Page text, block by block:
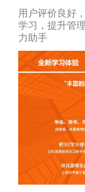
用户评价良好
学习，提升管
力助手